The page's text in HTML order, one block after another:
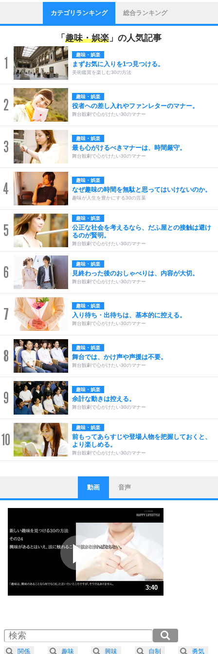
カテゴリランキング 総合ランキング
「 趣味・娯楽 」の人気記事
1 趣味・娯楽
まずお気に入りを1つ見つける。
美術鑑賞を楽しむ30の方法
2 趣味・娯楽
役者への差し入れやファンレターのマナー。
舞台観劇で心がけたい30のマナー
3 趣味・娯楽
最も心がけるべきマナーは、時間厳守。
舞台観劇で心がけたい30のマナー
4 趣味・娯楽
なぜ趣味の時間を無駄と思ってはいけないのか。
趣味が人生を豊かにする30の言葉
5
趣味・娯楽
公正な社会を考えるなら、だふ屋との接触は避け
るのが賢明。
舞台観劇で心がけたい30のマナー
6 趣味・娯楽
見終わった後のおしゃべりは、内容が大切。
舞台観劇で心がけたい30のマナー
7 趣味・娯楽
入り待ち・出待ちは、基本的に控える。
舞台観劇で心がけたい30のマナー
8 趣味・娯楽
舞台では、かけ声や声援は不要。
舞台観劇で心がけたい30のマナー
9 趣味・娯楽
余計な動きは控える。
舞台観劇で心がけたい30のマナー
10
趣味・娯楽
前もってあらすじや登場人物を把握しておくと、
より楽しめる。
舞台観劇で心がけたい30のマナー
1
ストレス対策
他人と比べない。
いっそのこと、他人を見ない。
いらいらしない人になる30の方法
プラス思考
ポジティブになれない原因は、行動しないから。
ポジティブ思考になる30の方法
ストレス対策
人生、なんとかなるもの。
気楽に生きる30の方法
4 器の大きい人は、怒りを優しさで表現する。
動画 音声
3:40
2.0倍速 （431KB 1分50秒）
2.5倍速 （345KB 1分28秒）
関係 趣味 興味 自制 勇気